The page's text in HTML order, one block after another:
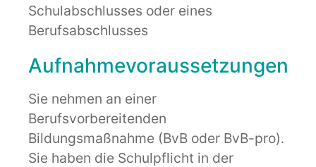
Schulabschlusses oder eines
Berufsabschlusses
Aufnahmevoraussetzungen
Sie nehmen an einer
Berufsvorbereitenden
Bildungsmaßnahme (BvB oder BvB-pro).
Sie haben die Schulpflicht in der